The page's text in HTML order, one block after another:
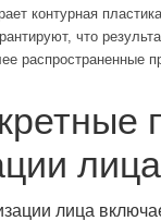
контурная
что
распространенные
лица